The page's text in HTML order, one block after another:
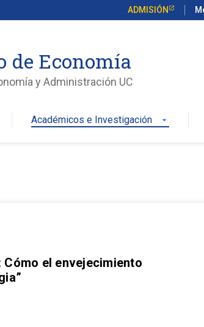
ADMISIÓN
de Economía
y Administración UC
Académicos e Investigación arrow_drop_down
el envejecimiento